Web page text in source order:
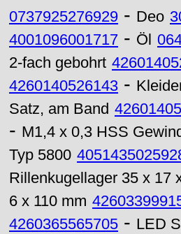
0737925276929 - Deo
4001096001717 - Öl
2-fach gebohrt
4260140526143 -
Satz, am Band
- M1,4 x 0,3 HSS
Typ 5800
Rillenkugellager 35 x 17
6 x 110 mm
4260365565705 - LED